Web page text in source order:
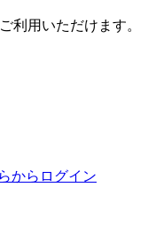
利用いただけます。
からログイン